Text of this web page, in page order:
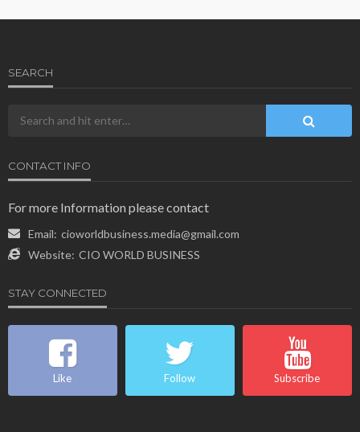
SEARCH
CONTACT INFO
For more Information please contact
Email: cioworldbusiness.media@gmail.com
Website: CIO WORLD BUSINESS
STAY CONNECTED
Like Follow Subscribe